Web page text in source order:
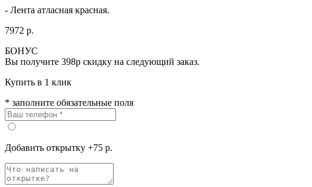
- Лента атласная красная.
7972 р.
БОНУС
Вы получите 398р скидку на следующий заказ.
Купить в 1 клик
* заполните обязательные поля
Добавить открытку +75 р.